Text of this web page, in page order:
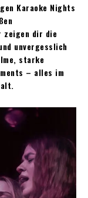
Karaoke Nights
zeigen dir die
unvergesslich
starke
– alles im